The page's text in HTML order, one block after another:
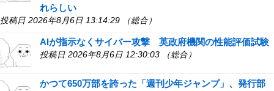
れらしい
投稿日 2026年8月6日 13:14:29 （総合）
AIが指示なくサイバー攻撃 英政府機関の性能評価試験
投稿日 2026年8月6日 12:30:03 （総合）
かつて650万部を誇った「週刊少年ジャンプ」、発行部